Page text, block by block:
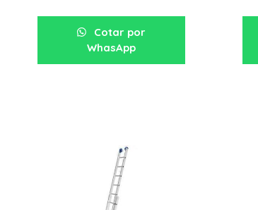
Cotar por
WhasApp